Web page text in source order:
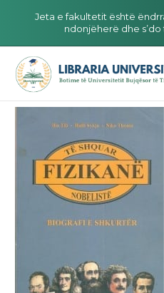
Jeta e fakultetit është
ndonjëherë dhe s’do